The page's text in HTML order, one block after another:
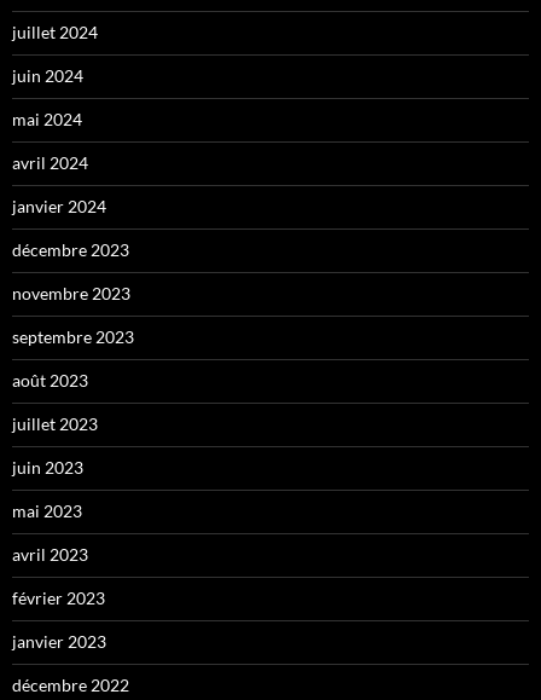
juillet 2024
juin 2024
mai 2024
avril 2024
janvier 2024
décembre 2023
novembre 2023
septembre 2023
août 2023
juillet 2023
juin 2023
mai 2023
avril 2023
février 2023
janvier 2023
décembre 2022